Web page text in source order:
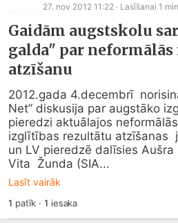
27. nov 2012 11:22 · Lasīšanai 1 min
Gaidām augstskolu
galda" par
atzīšanu
2012.gada 4.decembrī
Net” diskusija par augstāko
pieredzi aktuālajos
izglītības rezultātu atzīšanas
un LV pieredzē dalīsies Aušra
Vita  Žunda (SIA...
Lasīt vairāk
1 patīk ·1 iesaka